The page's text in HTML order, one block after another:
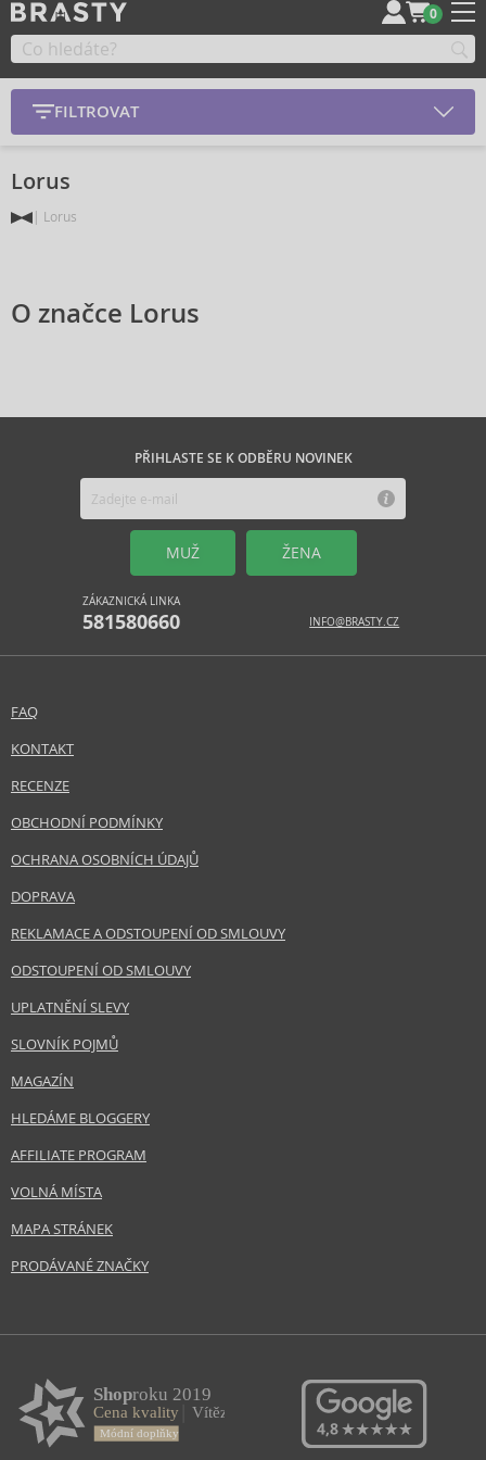
0
FILTROVAT
Lorus
Lorus
O značce Lorus
PŘIHLASTE SE K ODBĚRU NOVINEK
MUŽ ŽENA
ZÁKAZNICKÁ LINKA
581580660 INFO@BRASTY.CZ
FAQ
KONTAKT
RECENZE
OBCHODNÍ PODMÍNKY
OCHRANA OSOBNÍCH ÚDAJŮ
DOPRAVA
REKLAMACE A ODSTOUPENÍ OD SMLOUVY
ODSTOUPENÍ OD SMLOUVY
UPLATNĚNÍ SLEVY
SLOVNÍK POJMŮ
MAGAZÍN
HLEDÁME BLOGGERY
AFFILIATE PROGRAM
VOLNÁ MÍSTA
MAPA STRÁNEK
PRODÁVANÉ ZNAČKY